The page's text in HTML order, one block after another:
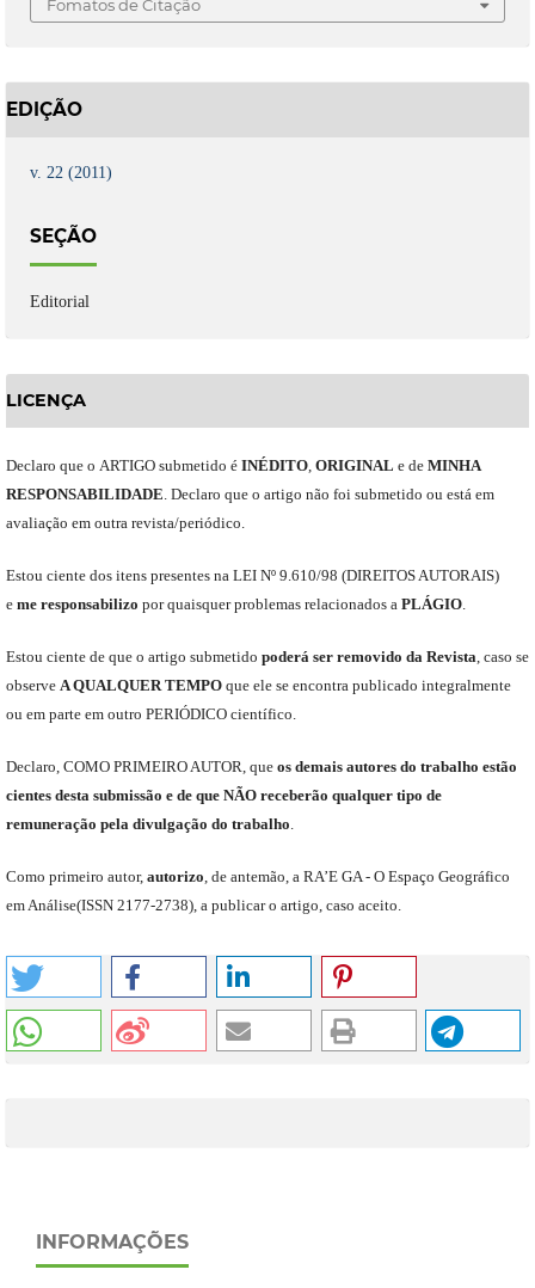
Fomatos de Citação
EDIÇÃO
v. 22 (2011)
SEÇÃO
Editorial
LICENÇA
Declaro que o ARTIGO submetido é INÉDITO, ORIGINAL ede MINHA
RESPONSABILIDADE Declaro que o artigo não foi submetido ou está em
avaliação em outra revista/periódico.
Estou ciente dos itens presentes na LEI Nº 9.610/98 (DIREITOS AUTORAIS)
e meresponsabilizo por quaisquer problemas relacionados a PLÁGIO.
Estou ciente de que o artigo submetido poderá ser removido da Revista caso se
observe A QUALQUER TEMPOque elese encontra publicado integralmente
ou em parte em outro PERIÓDICOcientífico.
Declaro COMO PRIMEIRO AUTOR que os demais autores do trabalho estão
cientes desta submissão e de que NÃOreceberão qualquer tipo de
remuneração pela divulgação do trabalho
Como primeiro autor, autorizo de antemão, a RA’E GA - O Espaço Geográfico
em Análise(ISSN 2177-2738), a publicar o artigo, caso aceito.
INFORMAÇÕES